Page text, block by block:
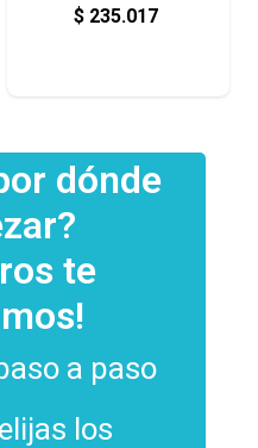
$ 235.017
dónde
te
a paso
los